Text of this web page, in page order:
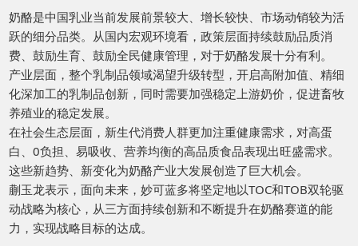
奶酪是中国乳业当前发展前景较大、增长较快、市场动销较为活
跃的细分品类。从国内宏观环境看，政策层面持续鼓励品质消
费、鼓励生育、鼓励全民健康管理，对于奶酪发展十分有利。
产业层面，整个乳制品领域渴望升级转型，开启高附加值、精细
化深加工的乳制品创新，同时需要加强稳定上游奶价，促进畜牧
养殖业的稳定发展。
在社会生态层面，新生代消费人群更加注重健康需求，对高蛋
白、 0负担、易吸收、营养均衡的高品质食品表现出旺盛需求。
这些新趋势、新变化为奶酪产业大发展创造了巨大机会。
蒯玉龙表示，面向未来，妙可蓝多将坚定地以TOC和TOB双轮驱
动战略为核心，从三方面持续创新和不断提升在奶酪赛道的能
力，实现战略目标的达成。